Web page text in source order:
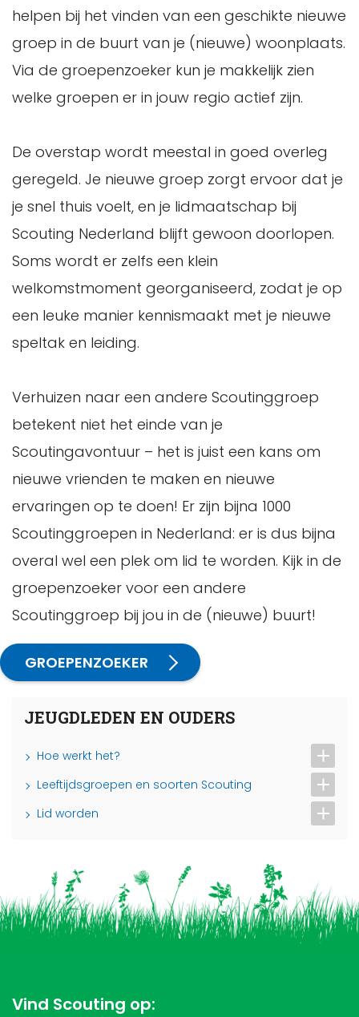
helpen bij het vinden van een geschikte nieuwe
groep in de buurt van je (nieuwe) woonplaats.
Via de groepenzoeker kun je makkelijk zien
welke groepen er in jouw regio actief zijn.
De overstap wordt meestal in goed overleg
geregeld. Je nieuwe groep zorgt ervoor dat je
je snel thuis voelt, en je lidmaatschap bij
Scouting Nederland blijft gewoon doorlopen.
Soms wordt er zelfs een klein
welkomstmoment georganiseerd, zodat je op
een leuke manier kennismaakt met je nieuwe
speltak en leiding.
Verhuizen naar een andere Scoutinggroep
betekent niet het einde van je
Scoutingavontuur – het is juist een kans om
nieuwe vrienden te maken en nieuwe
ervaringen op te doen! Er zijn bijna 1000
Scoutinggroepen in Nederland: er is dus bijna
overal wel een plek om lid te worden. Kijk in de
groepenzoeker voor een andere
Scoutinggroep bij jou in de (nieuwe) buurt!
GROEPENZOEKER
JEUGDLEDEN EN OUDERS
Hoe werkt het?
Leeftijdsgroepen en soorten Scouting
Lid worden
Vind Scouting op: